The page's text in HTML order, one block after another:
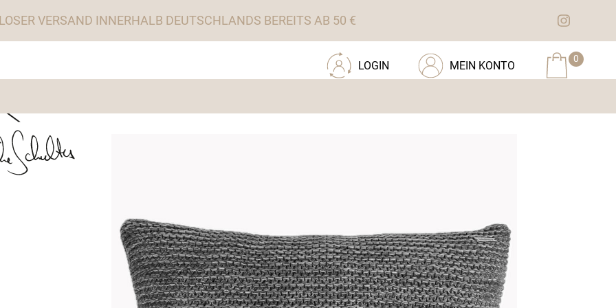
VERSAND INNERHALB DEUTSCHLANDS BEREITS AB 50 €
0
MEIN KONTO
LOGIN